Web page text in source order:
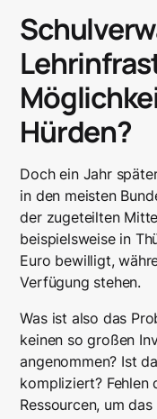
Hürden?
Doch ein Jahr
in den meisten
der zugeteilten
beispielsweise in
Euro bewilligt,
Verfügung stehen.
Was ist also das
keinen so großen
angenommen? Ist
kompliziert? Fehlen
Ressourcen, um